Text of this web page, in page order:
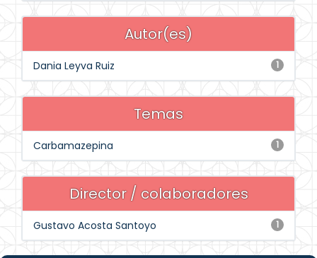
Autor(es)
1
Dania Leyva Ruiz
Temas
1
Carbamazepina
Director / colaboradores
1
Gustavo Acosta Santoyo